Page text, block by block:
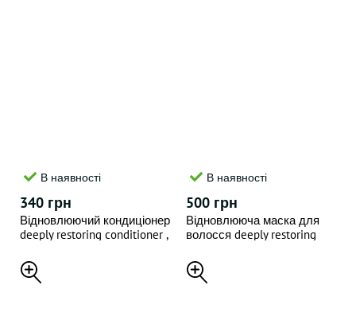
В наявності
340 грн
Відновлюючий кондиціонер
deeply restoring conditioner ,
В наявності
500 грн
Відновлююча маска для
волосся deeply restoring